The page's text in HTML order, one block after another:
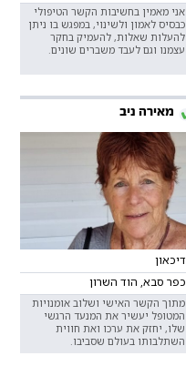
אני מאמין בחשיבות הקשר הטיפולי
כבסיס לאמון ולשינוי, במפגש בו ניתן
להעלות שאלות, להעמיק בחקר
עצמנו וגם לעבד משברים שונים.
מאירה ניב
דיכאון
כפר סבא, הוד השרון
מתוך הקשר האישי ושלוב אומנויות
המטופל יעשיר את המנעד הרגשי
שלו, יחזק את ערכו ואת חווית
השתלבותו בעולם שסביבו.